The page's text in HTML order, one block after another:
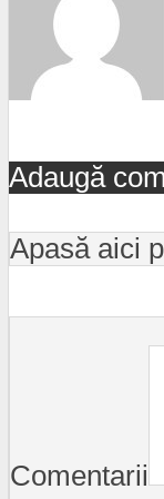
Adaugă
Apasă aici
Comentarii